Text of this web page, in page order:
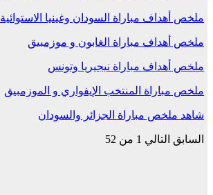
ملخص أهداف مباراة السودان وغينيا الاستوائية
ملخص أهداف مباراة الغابون و موزمبيق
ملخص أهداف مباراة نيجيريا وتونس
ملخص مباراة المنتخب الإيفواري و الموزمبيق
شاهد ملخص مباراة الجزائر والسودان
السابق التالي 1 من 52